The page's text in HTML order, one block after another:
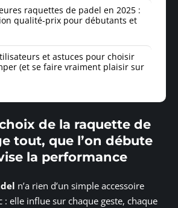
raquettes de padel en 2025 :
qualité-prix pour débutants et
et astuces pour choisir
(et se faire vraiment plaisir sur
de la raquette de
tout, que l’on débute
la performance
n’a rien d’un simple accessoire
: elle influe sur chaque geste, chaque